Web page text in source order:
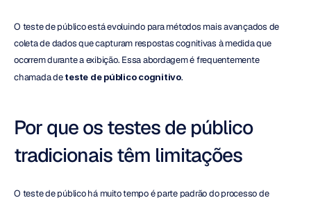
O teste de público está evoluindo para métodos mais avançados de
coleta de dados que capturam respostas cognitivas à medida que
ocorrem durante a exibição. Essa abordagem é frequentemente
chamada de teste de público cognitivo.
Por que os testes de público
tradicionais têm limitações
O teste de público há muito tempo é parte padrão do processo de